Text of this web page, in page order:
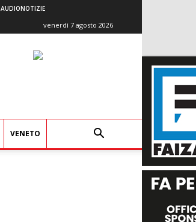
AUDIONOTIZIE
venerdì 7 agosto 2026
VENETO